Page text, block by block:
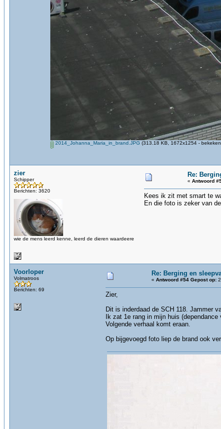
2014_Johanna_Maria_in_brand.JPG (313.18 KB, 1672x1254 -
zier
Schipper
Berichten: 3620
wie de mens leerd kenne, leerd de dieren waardeere
Re:
« Antwoord
Kees ik zit met smart te
En die foto is zeker van
Voorloper
Volmatroos
Berichten: 69
Re: Berging en
« Antwoord #54 Gepost op:
Zier,
Dit is inderdaad de SCH 118. Jammer
Ik zat 1e rang in mijn huis
Volgende verhaal komt eraan.
Op bijgevoegd foto liep de brand ook